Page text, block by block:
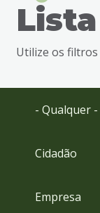
busca
Ir
Utilize os
- Qualquer -
Cidadão
Empresa